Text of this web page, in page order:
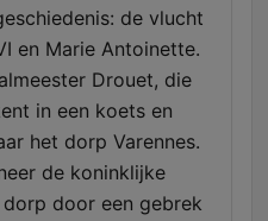
de vlucht
en Marie Antoinette.
Drouet, die
in een koets en
het dorp Varennes.
de koninklijke
door een gebrek